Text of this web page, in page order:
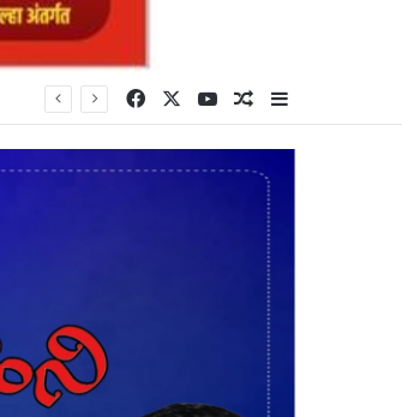
FacebookYouTubeRandom Article
Sidebar